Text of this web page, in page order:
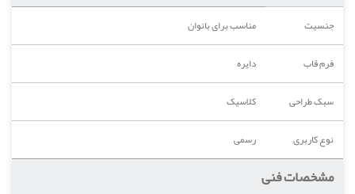
جنسیت
مناسب برای بانوان
فرم قاب
دایره
سبک طراحی
کلاسیک
نوع کاربری
رسمی
مشخصات فنی